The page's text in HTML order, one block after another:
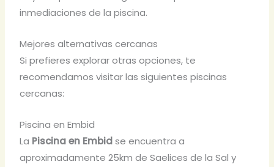
inmediaciones de la piscina.
Mejores alternativas cercanas
Si prefieres explorar otras opciones, te
recomendamos visitar las siguientes piscinas
cercanas:
Piscina en Embid
La Piscina en Embidse encuentra a
aproximadamente 25km de Saelices de la Sal y